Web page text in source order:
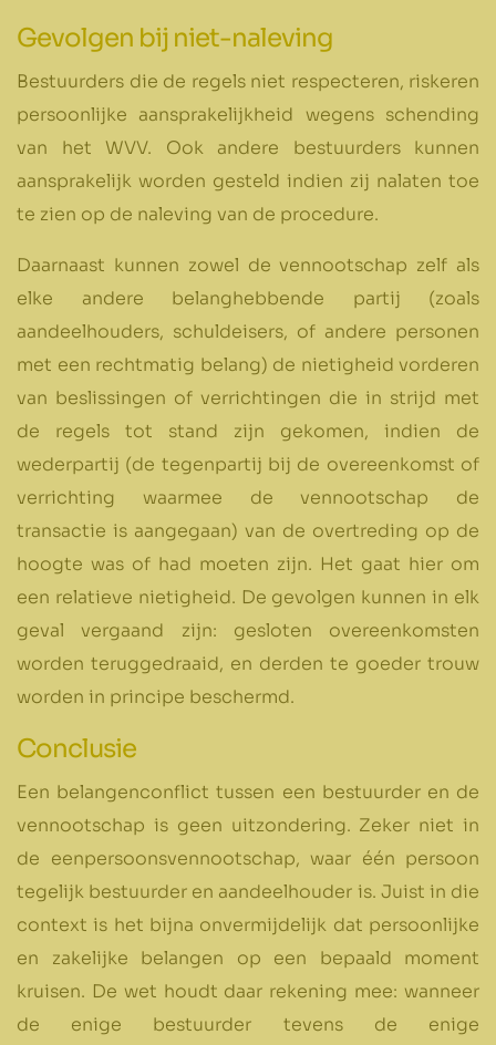
Gevolgen bij niet-naleving
Bestuurders die de regels niet respecteren, riskeren
persoonlijke aansprakelijkheid wegens schending
van het WVV. Ook andere bestuurders kunnen
aansprakelijk worden gesteld indien zij nalaten toe
te zien op de naleving van de procedure.
Daarnaast kunnen zowel de vennootschap zelf als
elke andere belanghebbende partij (zoals
aandeelhouders, schuldeisers, of andere personen
met een rechtmatig belang) de nietigheid vorderen
van beslissingen of verrichtingen die in strijd met
de regels tot stand zijn gekomen, indien de
wederpartij (de tegenpartij bij de overeenkomst of
verrichting waarmee de vennootschap de
transactie is aangegaan) van de overtreding op de
hoogte was of had moeten zijn. Het gaat hier om
een relatieve nietigheid. De gevolgen kunnen in elk
geval vergaand zijn: gesloten overeenkomsten
worden teruggedraaid, en derden te goeder trouw
worden in principe beschermd.
Conclusie
Een belangenconflict tussen een bestuurder en de
vennootschap is geen uitzondering. Zeker niet in
de eenpersoonsvennootschap, waar één persoon
tegelijk bestuurder en aandeelhouder is. Juist in die
context is het bijna onvermijdelijk dat persoonlijke
en zakelijke belangen op een bepaald moment
kruisen. De wet houdt daar rekening mee: wanneer
de enige bestuurder tevens de enige